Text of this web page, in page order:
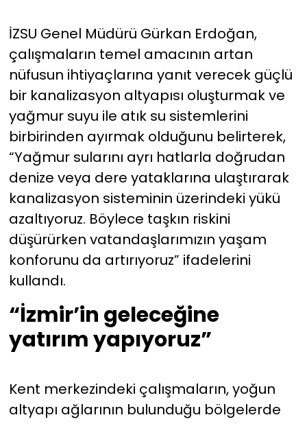
İZSU Genel Müdürü Gürkan Erdoğan,
çalışmaların temel amacının artan
nüfusun ihtiyaçlarına yanıt verecek güçlü
bir kanalizasyon altyapısı oluşturmak ve
yağmur suyu ile atık su sistemlerini
birbirinden ayırmak olduğunu belirterek,
“Yağmur sularını ayrı hatlarla doğrudan
denize veya dere yataklarına ulaştırarak
kanalizasyon sisteminin üzerindeki yükü
azaltıyoruz. Böylece taşkın riskini
düşürürken vatandaşlarımızın yaşam
konforunu da artırıyoruz” ifadelerini
kullandı.
“İzmir’in geleceğine
yatırım yapıyoruz”
Kent merkezindeki çalışmaların, yoğun
altyapı ağlarının bulunduğu bölgelerde